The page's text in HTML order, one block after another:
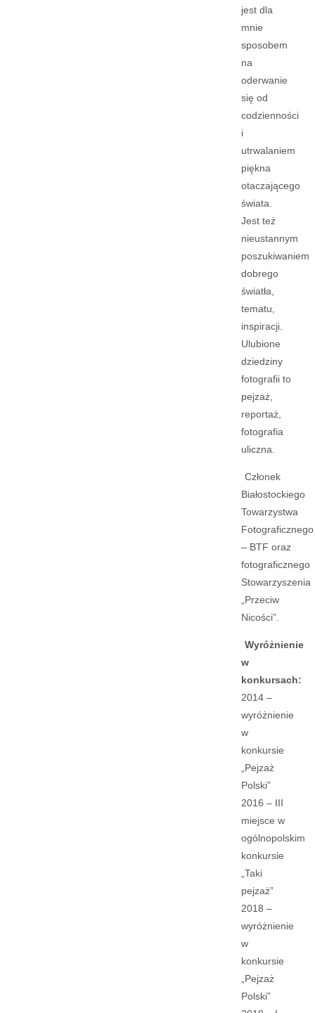
jest dla
mnie
sposobem
na
oderwanie
się od
codzienności
i
utrwalaniem
piękna
otaczającego
świata.
Jest też
nieustannym
poszukiwaniem
dobrego
światła,
tematu,
inspiracji.
Ulubione
dziedziny
fotografii to
pejzaż,
reportaż,
fotografia
uliczna.
Członek
Białostockiego
Towarzystwa
Fotograficznego
– BTF oraz
fotograficznego
Stowarzyszenia
„Przeciw
Nicości”.
Wyróżnienie
w
konkursach:
2014 –
wyróżnienie
w
konkursie
„Pejzaż
Polski”
2016 – III
miejsce w
ogólnopolskim
konkursie
„Taki
pejzaż”
2018 –
wyróżnienie
w
konkursie
„Pejzaż
Polski”